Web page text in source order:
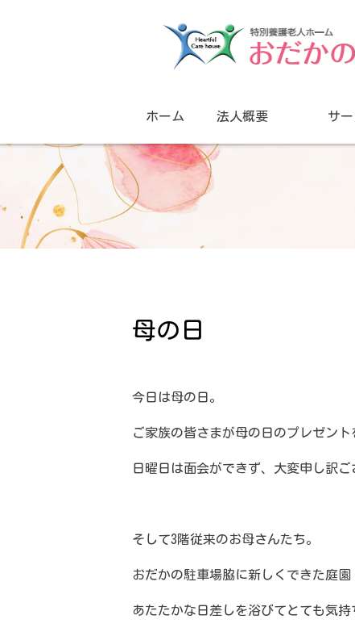
ホーム 法人概要 サ
母の日
今日は母の日。
ご家族の皆さまが母の日のプレゼント
日曜日は面会ができず、大変申し訳ご
そして3階従来のお母さんたち。
おだかの駐車場脇に新しくできた庭園
あたたかな日差しを浴びてとても気持